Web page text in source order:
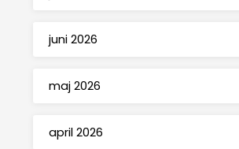
juni 2026
maj 2026
april 2026